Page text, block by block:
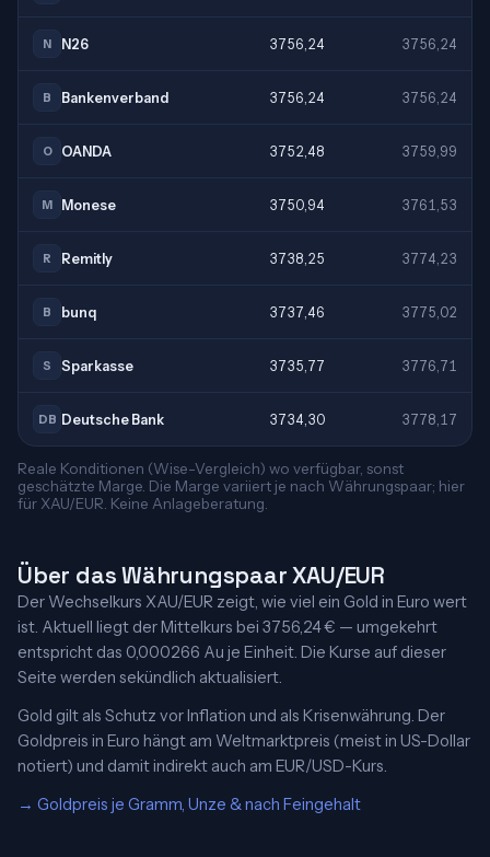
N N26 3756,24 3756,24
B Bankenverband 3756,24 3756,24
O OANDA 3752,48 3759,99
M Monese 3750,94 3761,53
R Remitly 3738,25 3774,23
B bunq 3737,46 3775,02
S Sparkasse 3735,77 3776,71
DB Deutsche Bank 3734,30 3778,17
Reale Konditionen (Wise-Vergleich) wo verfügbar, sonst
geschätzte Marge. Die Marge variiert je nach Währungspaar; hier
für XAU/EUR. Keine Anlageberatung.
Über das Währungspaar XAU/EUR
Der Wechselkurs XAU/EUR zeigt, wie viel ein Gold in Euro wert
ist. Aktuell liegt der Mittelkurs bei 3756,24 € — umgekehrt
entspricht das 0,000266 Au je Einheit. Die Kurse auf dieser
Seite werden sekündlich aktualisiert.
Gold gilt als Schutz vor Inflation und als Krisenwährung. Der
Goldpreis in Euro hängt am Weltmarktpreis (meist in US-Dollar
notiert) und damit indirekt auch am EUR/USD-Kurs.
→ Goldpreis je Gramm, Unze & nach Feingehalt